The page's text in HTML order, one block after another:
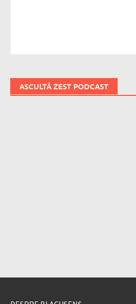
ASCULTĂ ZEST PODCAST